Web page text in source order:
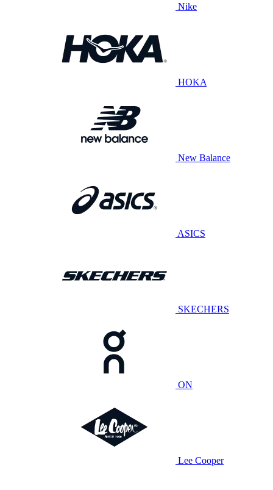
Nike
HOKA
New Balance
ASICS
SKECHERS
ON
Lee Cooper